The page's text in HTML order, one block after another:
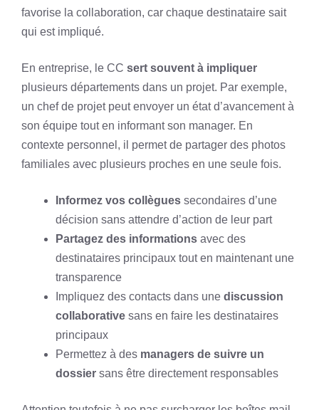
favorise la collaboration, car chaque destinataire sait
qui est impliqué.
En entreprise, le CC sert souvent à impliquer
plusieurs départements dans un projet. Par exemple,
un chef de projet peut envoyer un état d’avancement à
son équipe tout en informant son manager. En
contexte personnel, il permet de partager des photos
familiales avec plusieurs proches en une seule fois.
Informez vos collègues secondaires d’une
décision sans attendre d’action de leur part
Partagez des informations avec des
destinataires principaux tout en maintenant une
transparence
Impliquez des contacts dans une discussion
collaborative sans en faire les destinataires
principaux
Permettez à des managers de suivre un
dossier sans être directement responsables